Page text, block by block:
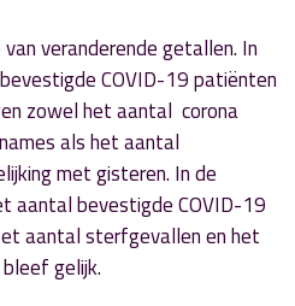
veranderende getallen. In
COVID-19 patiënten
zowel het aantal corona
als het aantal
met gisteren. In de
aantal bevestigde COVID-19
aantal sterfgevallen en het
gelijk.